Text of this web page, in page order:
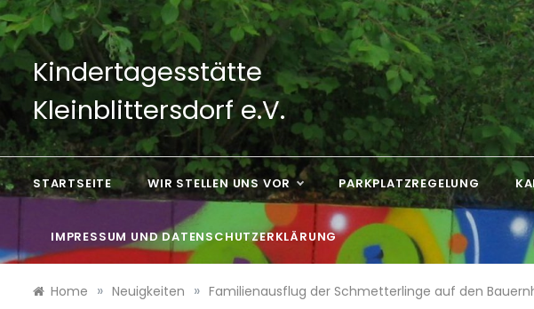
Skip
to
content
Kindertagesstätte
Kleinblittersdorf e.V.
STARTSEITE WIR STELLEN UNS VOR PARKPLATZREGELUNG
IMPRESSUM UND DATENSCHUTZERKLÄRUNG
Home » Neuigkeiten » Familienausflug der Schmetterlinge auf den